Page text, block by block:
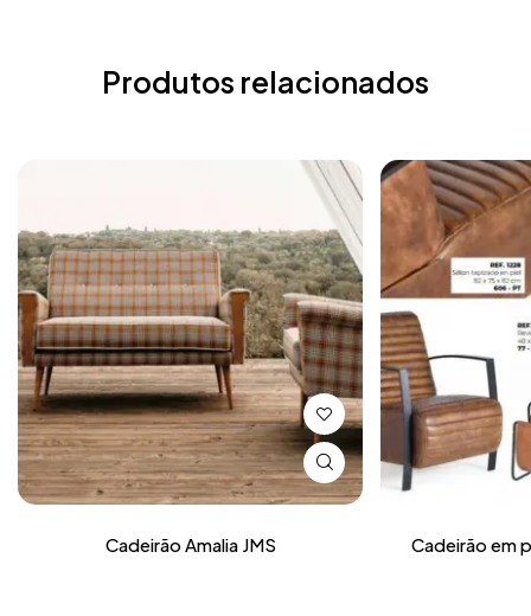
Produtos relacionados
Cadeirão Amalia JMS Cadeirão em